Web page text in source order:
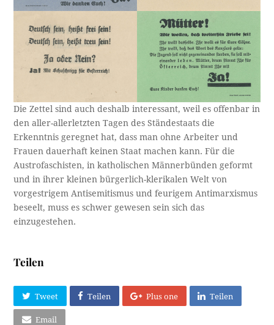
Die Zettel sind auch deshalb interessant, weil es offenbar in
den aller-allerletzten Tagen des Ständestaats die
Erkenntnis geregnet hat, dass man ohne Arbeiter und
Frauen dauerhaft keinen Staat machen kann. Für die
Austrofaschisten, in katholischen Männerbünden geformt
und in ihrer kleinen bürgerlich-klerikalen Welt von
vorgestrigem Antisemitismus und feurigem Antimarxismus
beseelt, muss es schwer gewesen sein sich das
einzugestehen.
Teilen
Tweet Teilen Plus one Teilen
Email